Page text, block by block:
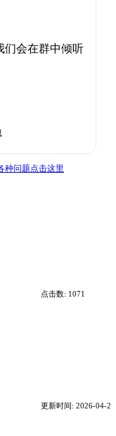
们会在群中倾听
的邮箱：
工坊主……为何
种问题点击这里
点击数: 1071
更新时间: 2026-04-22